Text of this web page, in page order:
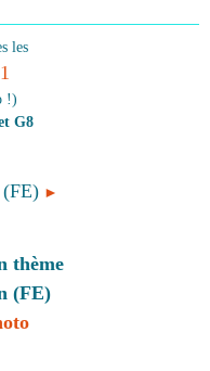
les
!)
G8
(FE) ►
thème
(FE)